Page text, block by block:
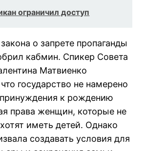
ограничил доступ
о запрете пропаганды
кабмин. Спикер Совета
Матвиенко
государство не намерено
к рождению
права женщин, которые не
иметь детей. Однако
создавать условия для